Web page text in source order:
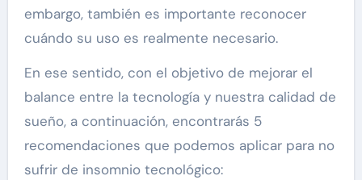
embargo, también es importante reconocer
cuándo su uso es realmente necesario.
En ese sentido, con el objetivo de mejorar el
balance entre la tecnología y nuestra calidad de
sueño, a continuación, encontrarás 5
recomendaciones que podemos aplicar para no
sufrir de insomnio tecnológico: